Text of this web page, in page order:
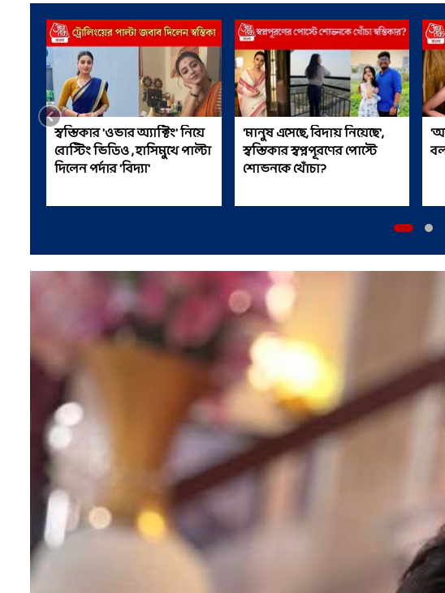
স্বস্তিকার 'ওভার অ্যাক্টিং' নিয়ে
রোস্টিং ভিডিও , হাসিমুখে পাল্টা
দিলেন পর্দার 'বিদ্যা'
'মানুষ এসেছে, বিদায় নিয়েছে',
স্বস্তিকার স্বপ্নপূরণের পোস্টে
শোভনকে খোঁচা?